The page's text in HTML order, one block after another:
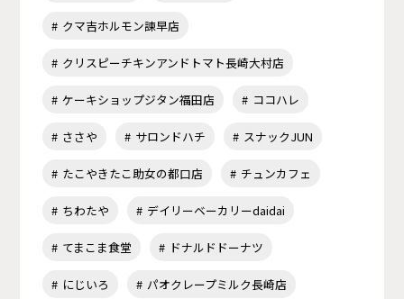
クマ吉ホルモン諫早店
クリスピーチキンアンドトマト長崎大村店
ケーキショップジタン福田店 ココハレ
ささや サロンドハチ スナックJUN
たこやきたこ助女の都口店 チュンカフェ
ちわたや デイリーベーカリーdaidai
てまこま食堂 ドナルドドーナツ
にじいろ パオクレープミルク長崎店